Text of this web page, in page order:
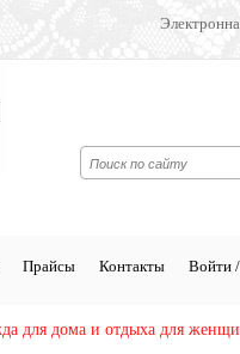
Прайсы Контакты Войти /
для дома и отдыха для